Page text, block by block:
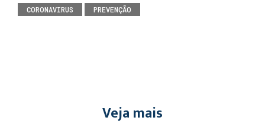
CORONAVIRUS PREVENÇÃO
Veja mais